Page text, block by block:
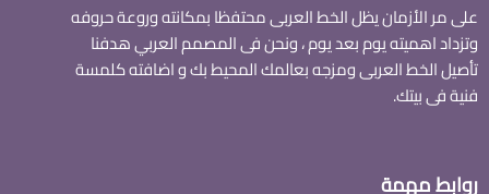
على مر الأزمان يظل الخط العربى محتفظا بمكانته وروعة حروفه
وتزداد اهميته يوم بعد يوم ، ونحن فى المصمم العربي هدفنا
تأصيل الخط العربى ومزجه بعالمك المحيط بك و اضافته كلمسة
فنية فى بيتك.
روابط مهمة